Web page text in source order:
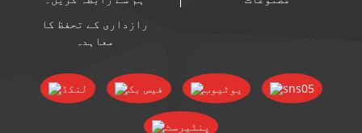
رازداری کے تحفظ کا
معاہدہ